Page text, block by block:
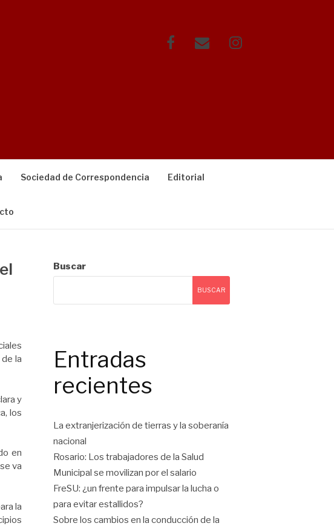
FacebookCorreo Instagram
Sociedad de Correspondencia Editorial
la
y
los
en
va
la
Buscar
BUSCAR
Entradas
recientes
La extranjerización de tierras y la soberanía
nacional
Rosario: Los trabajadores de la Salud
Municipal se movilizan por el salario
FreSU: ¿un frente para impulsar la lucha o
para evitar estallidos?
Sobre los cambios en la conducción de la